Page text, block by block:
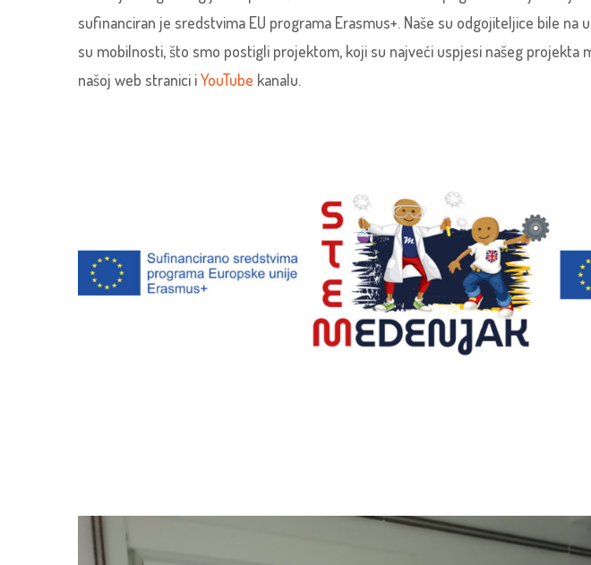
sufinanciran je sredstvima EU programa Erasmus+. Naše su odgojiteljice bile na
su mobilnosti, što smo postigli projektom, koji su najveći uspjesi našeg projekta
našoj web stranici iYouTube kanalu.